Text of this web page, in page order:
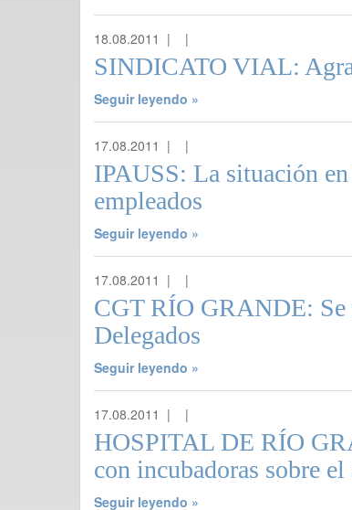
18.08.2011 | |
SINDICATO VIAL:
Seguir leyendo »
17.08.2011 | |
IPAUSS: La situación
empleados
Seguir leyendo »
17.08.2011 | |
CGT RÍO GRANDE: Se
Delegados
Seguir leyendo »
17.08.2011 | |
HOSPITAL DE RÍO
con incubadoras sobre el
Seguir leyendo »